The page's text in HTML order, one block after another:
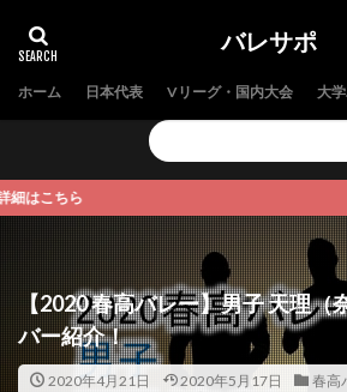
バレサポ
ホーム 日本代表 Vリーグ・国内大会 大
ら
【2020 春高バレー】男子 天理
バー紹介！
2020年4月21日 2020年5月17日 春高